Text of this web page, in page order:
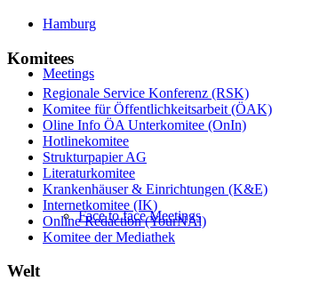
Meetings
Face to face Meetings
Hamburg
Komitees
Regionale Service Konferenz (RSK)
Komitee für Öffentlichkeitsarbeit (ÖAK)
Oline Info ÖA Unterkomitee (OnIn)
Hotlinekomitee
Strukturpapier AG
Literaturkomitee
Krankenhäuser & Einrichtungen (K&E)
Internetkomitee (IK)
Online Redaction (YourNAl)
Komitee der Mediathek
Welt